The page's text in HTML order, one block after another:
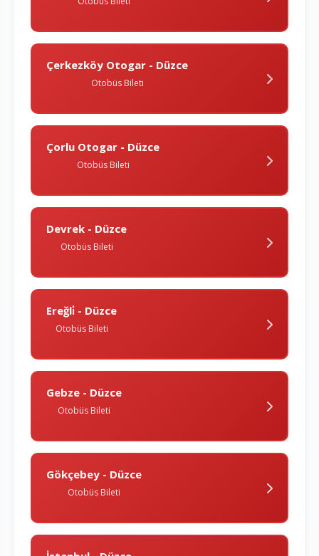
Çerkezköy Otogar - Düzce
Otobüs Bileti
Çorlu Otogar - Düzce
Otobüs Bileti
Devrek - Düzce
Otobüs Bileti
Ereğli̇ - Düzce
Otobüs Bileti
Gebze - Düzce
Otobüs Bileti
Gökçebey - Düzce
Otobüs Bileti